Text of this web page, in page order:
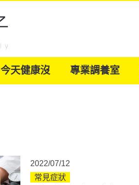
今天健康沒 專業調養室
2022/07/12
常見症狀